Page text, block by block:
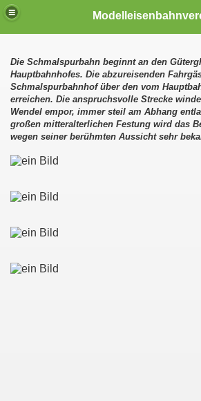
Die Schmalspurbahn beginnt an den
Hauptbahnhofes. Die abzureisenden
Schmalspurbahnhof über den vom
erreichen. Die anspruchsvolle Strecke
Wendel empor, immer steil am Abhang
großen mitteralterlichen Festung wird das
wegen seiner berühmten Aussicht sehr